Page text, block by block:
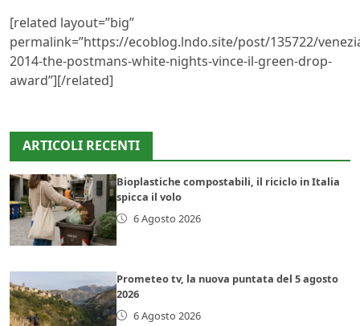
[related layout=”big”
permalink=”https://ecoblog.lndo.site/post/135722/
2014-the-postmans-white-nights-vince-il-green-drop-
award”][/related]
ARTICOLI RECENTI
Bioplastiche compostabili, il riciclo in Italia
spicca il volo
6 Agosto 2026
Prometeo tv, la nuova puntata del 5 agosto
2026
6 Agosto 2026